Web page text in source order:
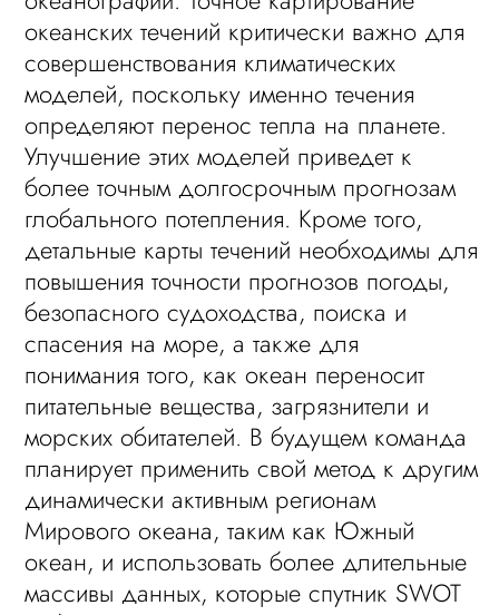
океанских течений критически важно для
совершенствования климатических
моделей, поскольку именно течения
определяют перенос тепла на планете.
Улучшение этих моделей приведет к
более точным долгосрочным прогнозам
глобального потепления. Кроме того,
детальные карты течений необходимы для
повышения точности прогнозов погоды,
безопасного судоходства, поиска и
спасения на море, а также для
понимания того, как океан переносит
питательные вещества, загрязнители и
морских обитателей. В будущем команда
планирует применить свой метод к другим
динамически активным регионам
Мирового океана, таким как Южный
океан, и использовать более длительные
массивы данных, которые спутник SWOT